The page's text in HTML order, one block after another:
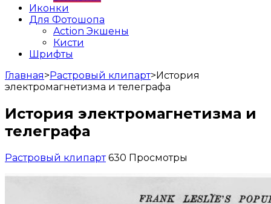
Иконки
Для Фотошопа
Action Экшены
Кисти
Шрифты
Главная>Растровый клипарт>История
электромагнетизма и телеграфа
История электромагнетизма и
телеграфа
Растровый клипарт 630 Просмотры